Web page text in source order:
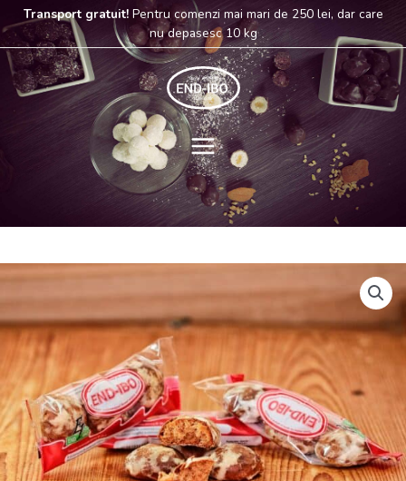
Skip
to
content
Transport gratuit!Pentru comenzi mai mari de 250 lei, dar care
nu depasesc 10 kg